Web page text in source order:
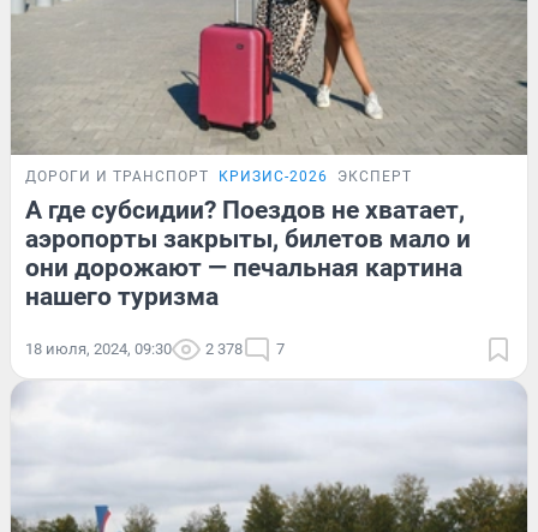
ДОРОГИ И ТРАНСПОРТ КРИЗИС-2026 ЭКСПЕРТ
А где субсидии? Поездов не хватает,
аэропорты закрыты, билетов мало и
они дорожают — печальная картина
нашего туризма
18 июля, 2024, 09:30 2 378 7